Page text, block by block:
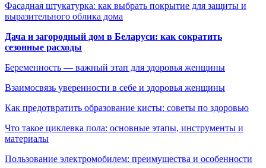
Фасадная штукатурка: как выбрать покрытие для защиты и
выразительного облика дома
Дача и загородный дом в Беларуси: как сократить
сезонные расходы
Беременность — важный этап для здоровья женщины
Взаимосвязь уверенности в себе и здоровья женщины
Как предотвратить образование кисты: советы по здоровью
Что такое циклевка пола: основные этапы, инструменты и
материалы
Пользование электромобилем: преимущества и особенности